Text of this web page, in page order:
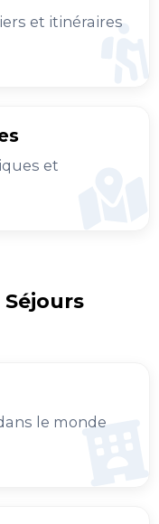
et itinéraires
et
le monde